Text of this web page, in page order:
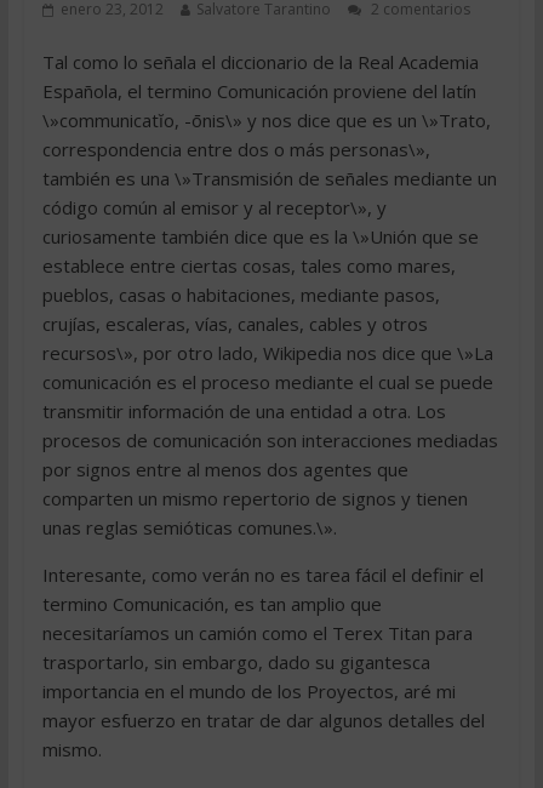
enero 23, 2012 Salvatore Tarantino 2 comentarios
Tal como lo señala el diccionario de la Real Academia
Española, el termino Comunicación proviene del latín
\»communicatĭo, -ōnis\» y nos dice que es un \»Trato,
correspondencia entre dos o más personas\»,
también es una \»Transmisión de señales mediante un
código común al emisor y al receptor\», y
curiosamente también dice que es la \»Unión que se
establece entre ciertas cosas, tales como mares,
pueblos, casas o habitaciones, mediante pasos,
crujías, escaleras, vías, canales, cables y otros
recursos\», por otro lado, Wikipedia nos dice que \»La
comunicación es el proceso mediante el cual se puede
transmitir información de una entidad a otra. Los
procesos de comunicación son interacciones mediadas
por signos entre al menos dos agentes que
comparten un mismo repertorio de signos y tienen
unas reglas semióticas comunes.\».
Interesante, como verán no es tarea fácil el definir el
termino Comunicación, es tan amplio que
necesitaríamos un camión como el Terex Titan para
trasportarlo, sin embargo, dado su gigantesca
importancia en el mundo de los Proyectos, aré mi
mayor esfuerzo en tratar de dar algunos detalles del
mismo.